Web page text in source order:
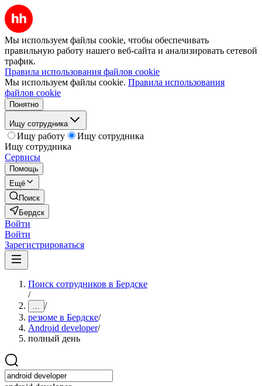
Мы используем файлы cookie, чтобы обеспечивать
правильную работу нашего веб-сайта и анализировать сетевой
трафик.
Правила использования файлов cookie
Мы используем файлы cookie. Правила использования
файлов cookie
Понятно
Ищу сотрудника
Ищу работу
Ищу сотрудника
Ищу сотрудника
Сервисы
Помощь
Ещё
Поиск
Бердск
Войти
Войти
Зарегистрироваться
Поиск сотрудников в Бердске
/
... /
резюме в Бердске/
Android developer/
полный день